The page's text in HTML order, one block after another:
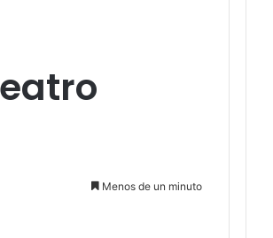
Menos de un minuto